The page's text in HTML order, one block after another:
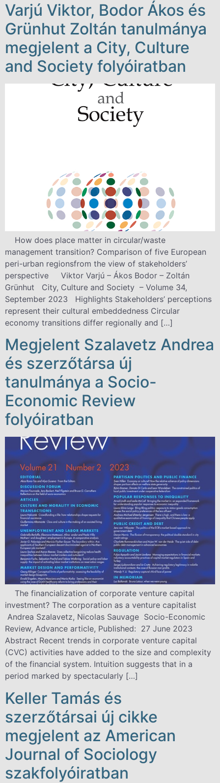
Varjú Viktor, Bodor Ákos és
Grünhut Zoltán tanulmánya
megjelent a City, Culture
and Society folyóiratban
How does place matter in circular/waste
management transition? Comparison of five European
peri-urban regionsfrom the view of stakeholders’
perspective Viktor Varjú – Ákos Bodor – Zoltán
Grünhut City, Culture and Society – Volume 34,
September 2023 Highlights Stakeholders’ perceptions
represent their cultural embeddedness Circular
economy transitions differ regionally and […]
Megjelent Szalavetz Andrea
és szerzőtársa új
tanulmánya a Socio-
Economic Review
folyóiratban
The financialization of corporate venture capital
investment? The corporation as a venture capitalist
Andrea Szalavetz, Nicolas Sauvage Socio-Economic
Review, Advance article, Published: 27 June 2023
Abstract Recent trends in corporate venture capital
(CVC) activities have added to the size and complexity
of the financial system. Intuition suggests that in a
period marked by spectacularly […]
Keller Tamás és
szerzőtársai új cikke
megjelent az American
Journal of Sociology
szakfolyóiratban